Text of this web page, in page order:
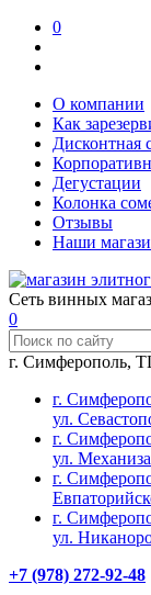
0
О компании
Как
Дисконтная
Дегустации
Колонка
Отзывы
Наши
Сеть винных
0
г. Симферополь,
г.
ул.
г.
ул.
г.
г.
ул.
+7 (978) 272-92-48